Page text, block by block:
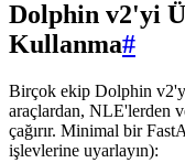
Dolphin v2'yi
Kullanma#
Birçok ekip Dolphin
araçlardan, NLE'lerden
çağırır. Minimal bir
işlevlerine uyarlayın):